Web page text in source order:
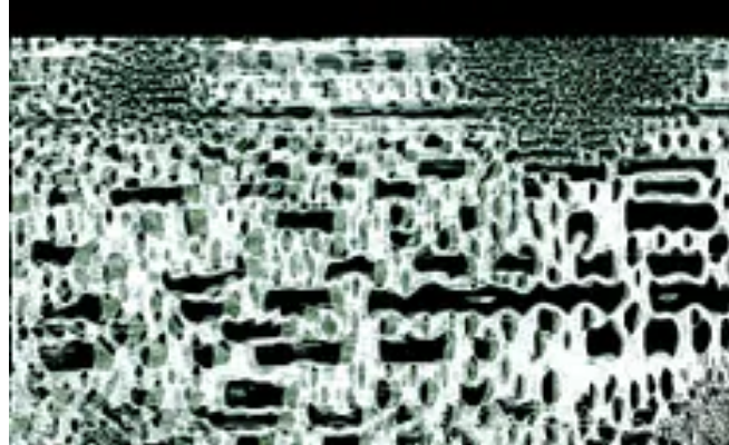
Il mito dell 'Arca" rivive attualizzato dall'urgenza della salvaguardia degli habitat, della necessità di
un unico organismo fatto di intrecci di correlazioni.Il lavoro dell’artista, in questo senso, è
collaborazione con il CNR-Ismar di Venezia, basato sulle correlazioni tra uomo e ambiente su
alla fine impattato sull’ ”habitat-mundi” intero, ridefinendolo e deformandolo.
Le opere esposte, mostrano l’aspetto altrimenti inosservabile dei fenomeni umani
tramutati in animazioni digitali e landscape sonorie poi ritratti su tela come nuove
Seed Black Box”) descrivono un bisogno urgente di tutela, cura e salvaguardia, cercando di
interno tutte le fitte trame di relazioni umane e ambientali degli habitat. In questo caso quelle di